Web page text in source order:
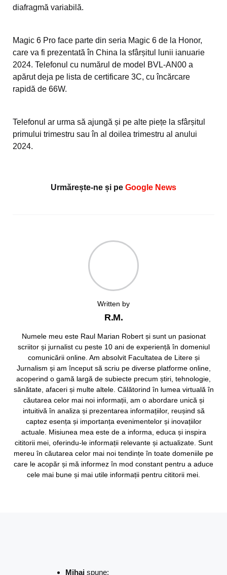
diafragmă variabilă.
Magic 6 Pro face parte din seria Magic 6 de la Honor,
care va fi prezentată în China la sfârșitul lunii ianuarie
2024. Telefonul cu numărul de model BVL-AN00 a
apărut deja pe lista de certificare 3C, cu încărcare
rapidă de 66W.
Telefonul ar urma să ajungă și pe alte piețe la sfârșitul
primului trimestru sau în al doilea trimestru al anului
2024.
Urmărește-ne și pe Google News
Written by
R.M.
Numele meu este Raul Marian Robert și sunt un pasionat
scriitor și jurnalist cu peste 10 ani de experiență în domeniul
comunicării online. Am absolvit Facultatea de Litere și
Jurnalism și am început să scriu pe diverse platforme online,
acoperind o gamă largă de subiecte precum știri, tehnologie,
sănătate, afaceri și multe altele. Călătorind în lumea virtuală în
căutarea celor mai noi informații, am o abordare unică și
intuitivă în analiza și prezentarea informațiilor, reușind să
captez esența și importanța evenimentelor și inovațiilor
actuale. Misiunea mea este de a informa, educa și inspira
cititorii mei, oferindu-le informații relevante și actualizate. Sunt
mereu în căutarea celor mai noi tendințe în toate domeniile pe
care le acopăr și mă informez în mod constant pentru a aduce
cele mai bune și mai utile informații pentru cititorii mei.
Mihai spune: